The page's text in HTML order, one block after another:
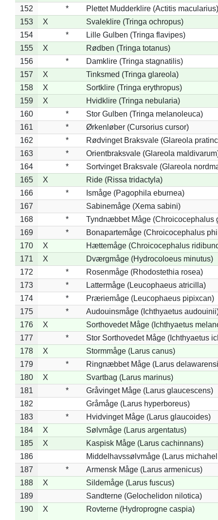
152
*
Plettet Mudderklire (Actitis macularius)
153
X
Svaleklire (Tringa ochropus)
154
*
Lille Gulben (Tringa flavipes)
155
X
Rødben (Tringa totanus)
156
*
Damklire (Tringa stagnatilis)
157
X
Tinksmed (Tringa glareola)
158
X
Sortklire (Tringa erythropus)
159
X
Hvidklire (Tringa nebularia)
160
*
Stor Gulben (Tringa melanoleuca)
161
*
Ørkenløber (Cursorius cursor)
162
*
Rødvinget Braksvale (Glareola
163
*
Orientbraksvale (Glareola
164
*
Sortvinget Braksvale (Glareola
165
X
Ride (Rissa tridactyla)
166
*
Ismåge (Pagophila eburnea)
167
Sabinemåge (Xema sabini)
168
*
Tyndnæbbet Måge (Chroicocephalus
169
*
Bonapartemåge (Chroicocephalus
170
X
Hættemåge (Chroicocephalus
171
X
Dværgmåge (Hydrocoloeus minutus)
172
*
Rosenmåge (Rhodostethia rosea)
173
*
Lattermåge (Leucophaeus atricilla)
174
*
Præriemåge (Leucophaeus pipixcan)
175
*
Audouinsmåge (Ichthyaetus
176
X
Sorthovedet Måge (Ichthyaetus
177
*
Stor Sorthovedet Måge (Ichthyaetus
178
X
Stormmåge (Larus canus)
179
*
Ringnæbbet Måge (Larus
180
X
Svartbag (Larus marinus)
181
*
Gråvinget Måge (Larus glaucescens)
182
Gråmåge (Larus hyperboreus)
183
*
Hvidvinget Måge (Larus glaucoides)
184
X
Sølvmåge (Larus argentatus)
185
X
Kaspisk Måge (Larus cachinnans)
186
Middelhavssølvmåge (Larus
187
*
Armensk Måge (Larus armenicus)
188
X
Sildemåge (Larus fuscus)
189
Sandterne (Gelochelidon nilotica)
190
X Rovterne (Hydroprogne caspia)